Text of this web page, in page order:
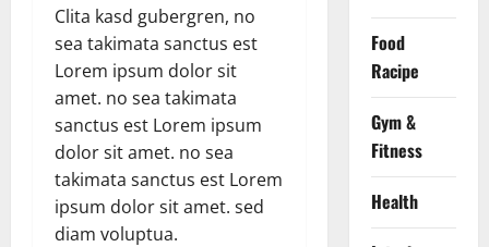
Clita kasd gubergren, no
sea takimata sanctus est
Lorem ipsum dolor sit
amet. no sea takimata
sanctus est Lorem ipsum
dolor sit amet. no sea
takimata sanctus est Lorem
ipsum dolor sit amet. sed
diam voluptua.
Food
Racipe
Gym &
Fitness
Health